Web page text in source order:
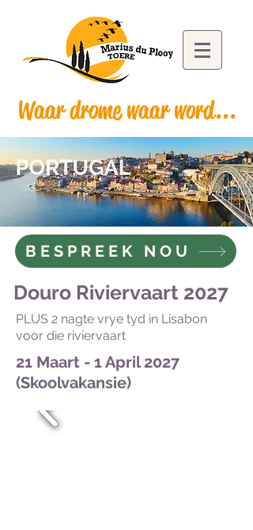
Waar drome waar word...
BESPREEK NOU
Douro Riviervaart 2027
PLUS 2 nagte vrye tyd in Lisabon
voor die riviervaart
21 Maart - 1 April 2027
(Skoolvakansie)